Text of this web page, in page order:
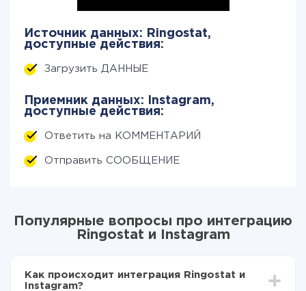
Источник данных: Ringostat,
доступные действия:
Загрузить ДАННЫЕ
Приемник данных: Instagram,
доступные действия:
Ответить на КОММЕНТАРИЙ
Отправить СООБЩЕНИЕ
Популярные вопросы про интеграцию
Ringostat и Instagram
Как происходит интеграция Ringostat и
Instagram?